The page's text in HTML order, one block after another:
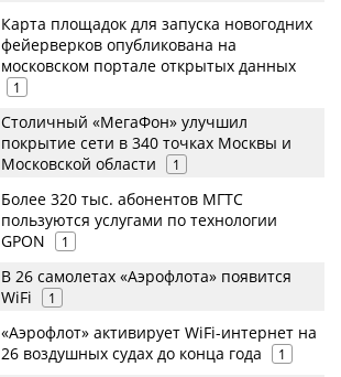
Карта площадок для запуска новогодних
фейерверков опубликована на
московском портале открытых данных
1
Столичный «МегаФон» улучшил
покрытие сети в 340 точках Москвы и
Московской области
1
Более 320 тыс. абонентов МГТС
пользуются услугами по технологии
GPON
1
В 26 самолетах «Аэрофлота» появится
WiFi
1
«Аэрофлот» активирует WiFi-интернет на
26 воздушных судах до конца года
1